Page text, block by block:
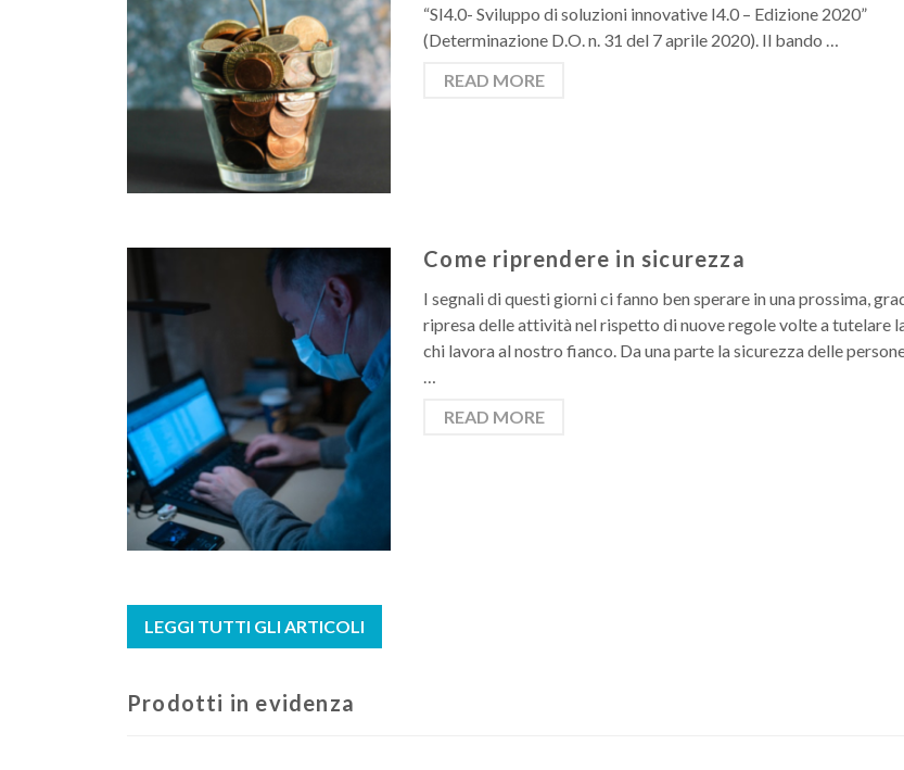
“SI4.0- Sviluppo di soluzioni innovative I4.0 – Edizione 2020”
(Determinazione D.O. n. 31 del 7 aprile 2020). Il bando …
READ MORE
Come riprendere in sicurezza
I segnali di questi giorni ci fanno ben sperare in una prossima,
ripresa delle attività nel rispetto di nuove regole volte a tutelare
chi lavora al nostro fianco. Da una parte la sicurezza delle
READ MORE
LEGGI TUTTI GLI ARTICOLI
Prodotti in evidenza